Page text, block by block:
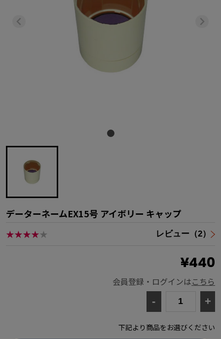
データーネームEX15号 アイボリー キャップ
★★★★★ レビュー（2）
¥440
会員登録・ログインはこちら
- +
下記より商品をお選びください